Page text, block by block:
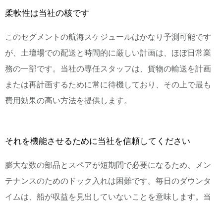
柔軟性は当社の核です
このセグメントの航海スケジュールはかなり予測可能です
が、土壇場での配送と時間的に厳しい計画は、ほぼ日常業
務の一部です。当社の専任スタッフは、貨物の輸送を計画
または再計画するために常に待機しており、その上で最も
費用効果の高い方法を提供します。
それを機能させるために当社を信頼してください
膨大な数の部品とスペアが短期間で必要になるため、メン
テナンスのためのドック入れは困難です。毎日のダウンタ
イムは、船が収益を見出していないことを意味します。当